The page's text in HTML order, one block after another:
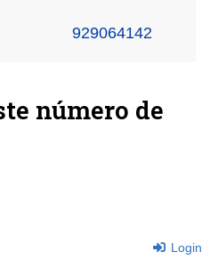
929064142
número de
Login